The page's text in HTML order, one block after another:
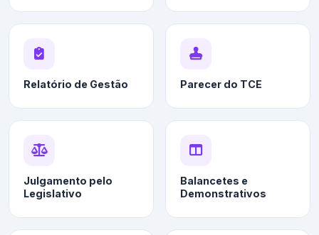
Relatório de Gestão Parecer do TCE
Julgamento pelo
Legislativo
Balancetes e
Demonstrativos